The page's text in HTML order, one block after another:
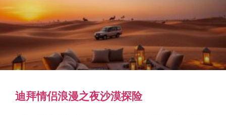
迪拜情侣浪漫之夜沙漠探险